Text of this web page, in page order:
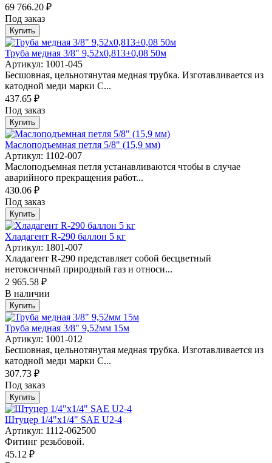
69 766.20 ₽
Под заказ
Купить
Труба медная 3/8" 9,52х0,813±0,08 50м
Артикул: 1001-045
Бесшовная, цельнотянутая медная трубка. Изготавливается из
катодной меди марки C...
437.65 ₽
Под заказ
Купить
Маслоподъемная петля 5/8" (15,9 мм)
Артикул: 1102-007
Маслоподъемная петля устанавливаются чтобы в случае
аварийного прекращения работ...
430.06 ₽
Под заказ
Купить
Хладагент R-290 баллон 5 кг
Артикул: 1801-007
Хладагент R-290 представляет собой бесцветный
нетоксичный природный газ и относи...
2 965.58 ₽
В наличии
Купить
Труба медная 3/8" 9,52мм 15м
Артикул: 1001-012
Бесшовная, цельнотянутая медная трубка. Изготавливается из
катодной меди марки C...
307.73 ₽
Под заказ
Купить
Штуцер 1/4"х1/4" SAE U2-4
Артикул: 1112-062500
Фитинг резьбовой.
45.12 ₽